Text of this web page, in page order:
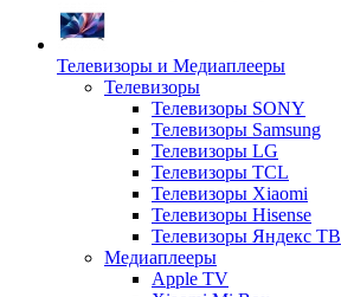
Телевизоры и Медиаплееры
Телевизоры
Телевизоры SONY
Телевизоры Samsung
Телевизоры LG
Телевизоры TCL
Телевизоры Xiaomi
Телевизоры Hisense
Телевизоры Яндекс ТВ
Медиаплееры
Apple TV